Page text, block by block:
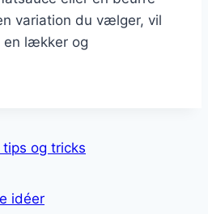
variation du vælger, vil
lækker og
og tricks
idéer